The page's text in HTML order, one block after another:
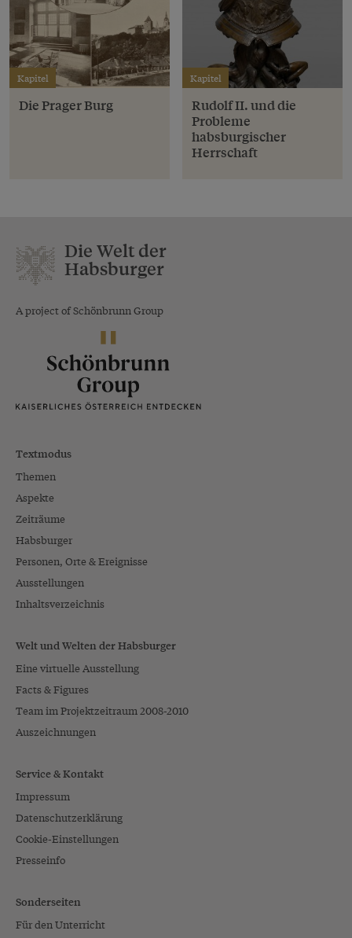
Kapitel
Die Prager Burg
Kapitel
Rudolf II. und die
Probleme
habsburgischer
Herrschaft
Die Welt der
Habsburger
A project of Schönbrunn Group
Textmodus
Themen
Aspekte
Zeiträume
Habsburger
Personen, Orte & Ereignisse
Ausstellungen
Inhaltsverzeichnis
Welt und Welten der Habsburger
Eine virtuelle Ausstellung
Facts & Figures
Team im Projektzeitraum 2008-2010
Auszeichnungen
Service & Kontakt
Impressum
Datenschutzerklärung
Cookie-Einstellungen
Presseinfo
Sonderseiten
Für den Unterricht